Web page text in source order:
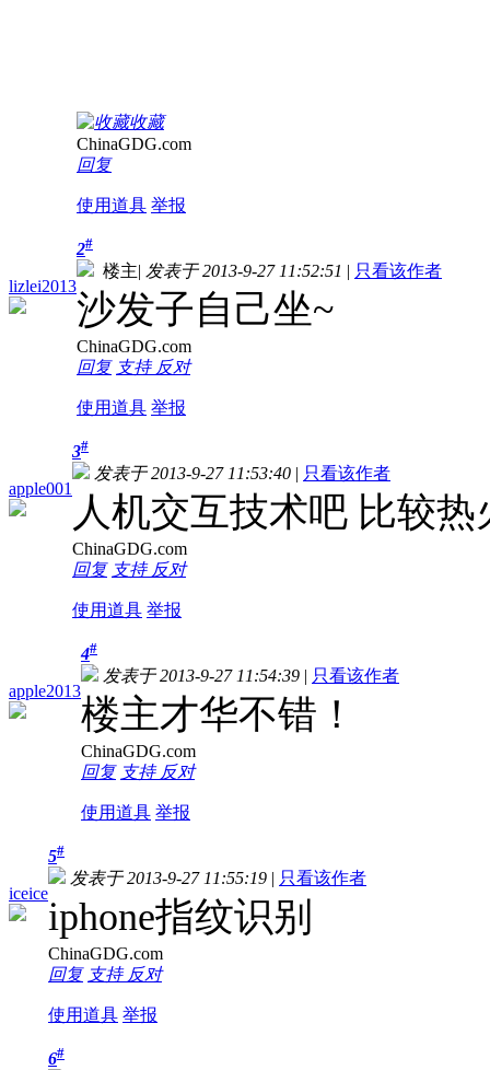
收藏
ChinaGDG.com
回复
使用道具 举报
lizlei2013
2#
楼主| 发表于 2013-9-27 11:52:51 | 只看该作者
沙发子自己坐~
ChinaGDG.com
回复 支持 反对
使用道具 举报
apple001
3#
发表于 2013-9-27 11:53:40 | 只看该作者
人机交互技术吧 比较热
ChinaGDG.com
回复 支持 反对
使用道具 举报
apple2013
4#
发表于 2013-9-27 11:54:39 | 只看该作者
楼主才华不错！
ChinaGDG.com
回复 支持 反对
使用道具 举报
iceice
5#
发表于 2013-9-27 11:55:19 | 只看该作者
iphone指纹识别
ChinaGDG.com
回复 支持 反对
使用道具 举报
6#